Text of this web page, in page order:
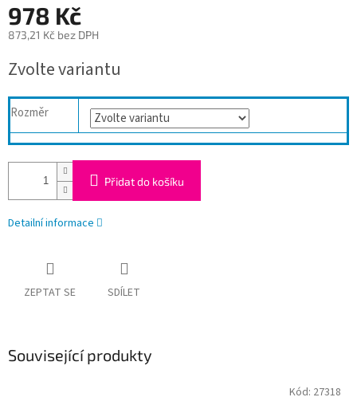
978 Kč
873,21 Kč bez DPH
cena:
Zvolte variantu
Rozměr
Přidat do košíku
Detailní informace
ZEPTAT SE SDÍLET
Související produkty
Kód: 27318